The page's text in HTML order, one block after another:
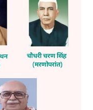
आर्द्र भूमि है जिसका
करने हेतु किया गया था। मगदीकेरे
सबसे बड़े शीतकालीन आश्रय